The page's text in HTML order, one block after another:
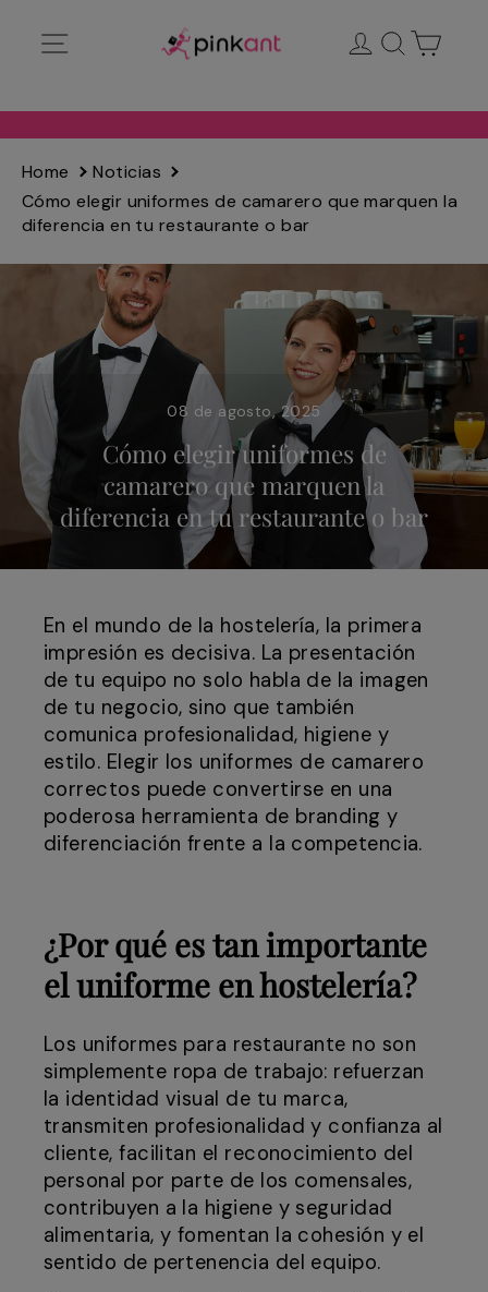
directamente
Ingresar
Buscar
Home
Noticias
Cómo elegir uniformes de camarero que marquen la
diferencia en tu restaurante o bar
08 de agosto, 2025
Cómo elegir uniformes de
camarero que marquen la
diferencia en tu restaurante o bar
En el mundo de la hostelería, la primera
impresión es decisiva. La presentación
de tu equipo no solo habla de la imagen
de tu negocio, sino que también
comunica profesionalidad, higiene y
estilo. Elegir los uniformes de camarero
correctos puede convertirse en una
poderosa herramienta de branding y
diferenciación frente a la competencia.
¿Por qué es tan importante
el uniforme en hostelería?
Los uniformes para restaurante no son
simplemente ropa de trabajo: refuerzan
la identidad visual de tu marca,
transmiten profesionalidad y confianza al
cliente, facilitan el reconocimiento del
personal por parte de los comensales,
contribuyen a la higiene y seguridad
alimentaria, y fomentan la cohesión y el
sentido de pertenencia del equipo.